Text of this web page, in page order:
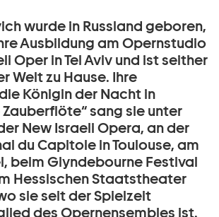
wurde in Russland geboren,
Ausbildung am Opernstudio
Oper in Tel Aviv und ist seither
Welt zu Hause. Ihre
Königin der Nacht in
sang sie unter
New Israeli Opera, an der
du Capitole in Toulouse, am
beim Glyndebourne Festival
Hessischen Staatstheater
sie seit der Spielzeit
des Opernensembles ist.